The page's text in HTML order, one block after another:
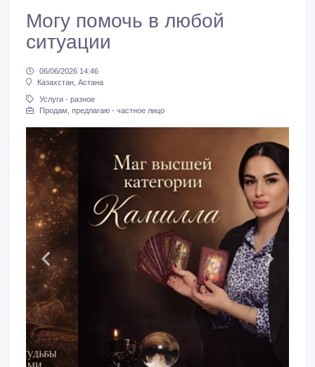
Могу помочь в любой
ситуации
06/06/2026 14:46
Казахстан, Астана
Услуги - разное
Продам, предлагаю - частное лицо